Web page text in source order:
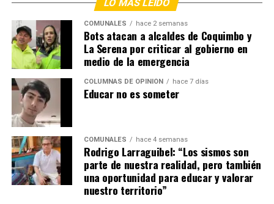
LO MÁS LEÍDO
COMUNALES hace 2 semanas
Bots atacan a alcaldes de Coquimbo y
La Serena por criticar al gobierno en
medio de la emergencia
COLUMNAS DE OPINIÓN hace 7 días
Educar no es someter
COMUNALES hace 4 semanas
Rodrigo Larraguibel: “Los sismos son
parte de nuestra realidad, pero también
una oportunidad para educar y valorar
nuestro territorio”